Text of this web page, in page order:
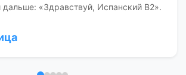
дальше: «Здравствуй, Испанский В2».